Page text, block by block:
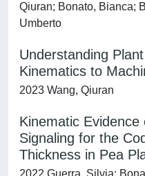
Qiuran; Bonato, Bianca;
Umberto
Understanding
Kinematics to
2023 Wang, Qiuran
Kinematic
Signaling for the
Thickness in Pea
2022 Guerra, Silvia;